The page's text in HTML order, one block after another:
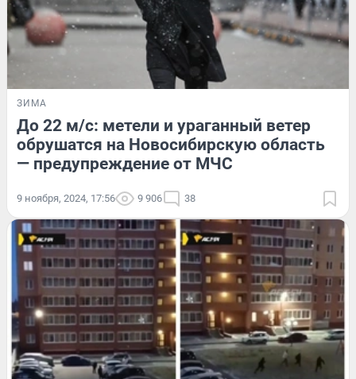
ЗИМА
До 22 м/с: метели и ураганный ветер
обрушатся на Новосибирскую область
— предупреждение от МЧС
9 ноября, 2024, 17:56 9 906 38